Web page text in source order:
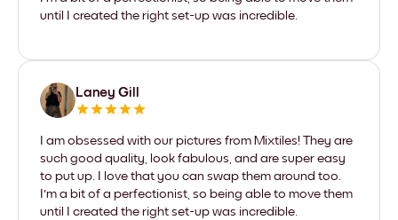
until I created the right set-up was incredible.
Laney Gill
I am obsessed with our pictures from Mixtiles! They are
such good quality, look fabulous, and are super easy
to put up. I love that you can swap them around too.
I'm a bit of a perfectionist, so being able to move them
until I created the right set-up was incredible.